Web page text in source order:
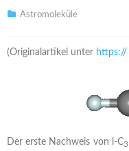
Blog
Galerie
Astromoleküle
(Originalartikel unter https://
Der erste Nachweis von l-C3